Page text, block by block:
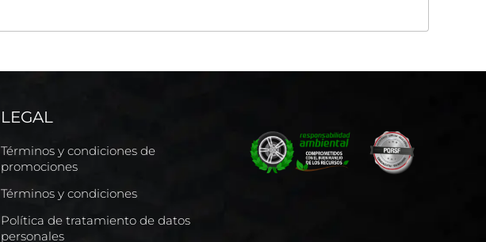
LEGAL
Términos y condiciones de
promociones
Términos y condiciones
Política de tratamiento de datos
personales